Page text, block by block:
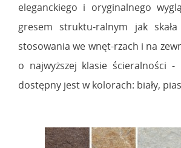
eleganckiego i oryginalnego
gresem struktu-ralnym jak
stosowania we wnęt-rzach i na
o najwyższej klasie ścieralności -
dostępny jest w kolorach: biały,